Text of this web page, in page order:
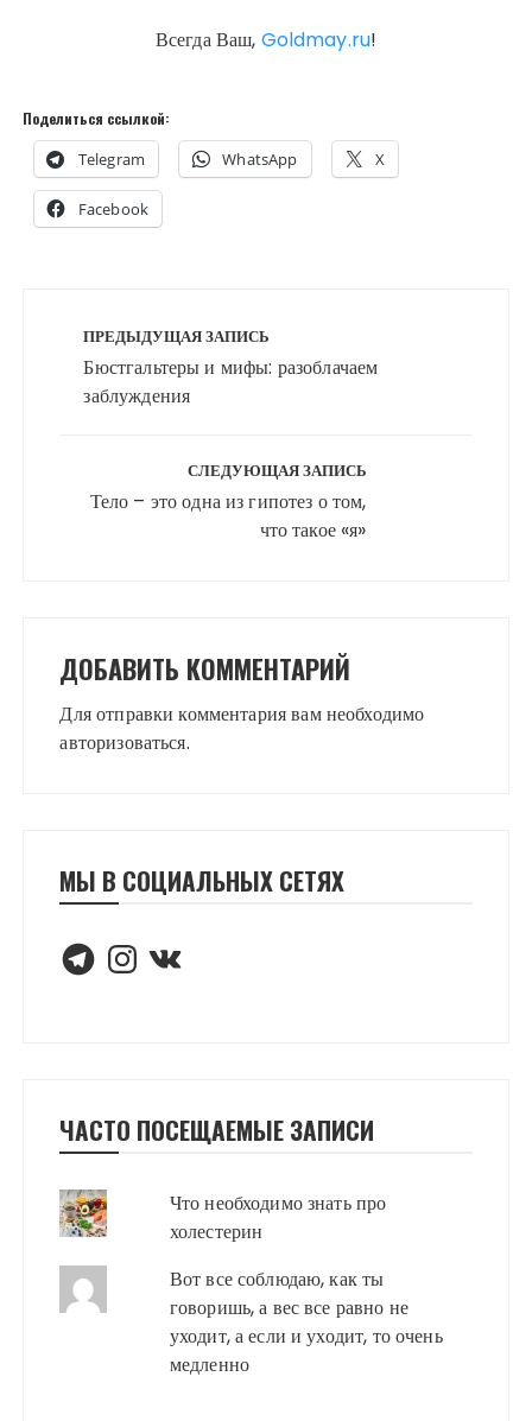
Всегда Ваш, Goldmay.ru!
Поделиться ссылкой:
Telegram WhatsApp X
Facebook
записям
ПРЕДЫДУЩАЯ ЗАПИСЬ
Бюстгальтеры и мифы: разоблачаем
заблуждения
СЛЕДУЮЩАЯ ЗАПИСЬ
Тело – это одна из гипотез о том,
что такое «я»
ДОБАВИТЬ КОММЕНТАРИЙ
Для отправки комментария вам необходимо
авторизоваться.
МЫ В СОЦИАЛЬНЫХ СЕТЯХ
Telegram
Instagram
VK
ЧАСТО ПОСЕЩАЕМЫЕ ЗАПИСИ
Что необходимо знать про
холестерин
Вот все соблюдаю, как ты
говоришь, а вес все равно не
уходит, а если и уходит, то очень
медленно